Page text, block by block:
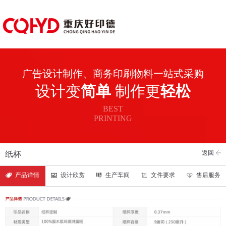
广告设计制作、商务印刷物料一站式采购
设计变简单 制作更轻松
BEST
PRINTING
纸杯 返回
产品详情 设计欣赏 生产车间 文件要求 售后服务